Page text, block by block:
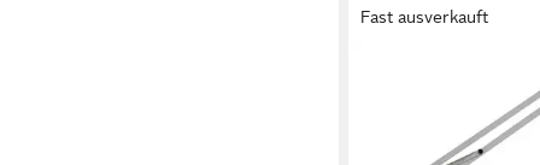
Fast ausverkauft
Tischleuchte HOBBY,
Leuchtmittel, 70cm
40W, schwenkbar,